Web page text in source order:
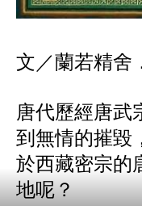
文／蘭若精舍
唐代歷經唐武
到無情的摧毀
於西藏密宗的
地呢？